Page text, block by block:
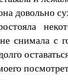
довольно
снимала с